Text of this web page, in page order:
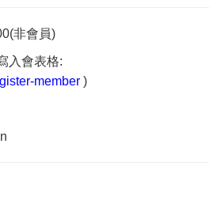
非會員)
入會表格:
member )